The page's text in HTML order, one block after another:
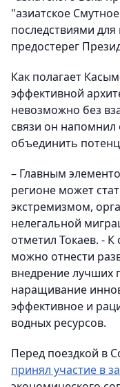
"азиатское
последствиями
предостерег
Как полагает
эффективной
невозможно без
связи он напомнил
объединить
– Главным
регионе может
экстремизмом,
нелегальной
отметил Токаев. - К
можно отнести
внедрение лучших
наращивание
эффективное и
водных ресурсов.
Перед поездкой в
принял участие в